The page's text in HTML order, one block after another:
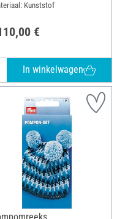
Kunststof
€
In winkelwagen